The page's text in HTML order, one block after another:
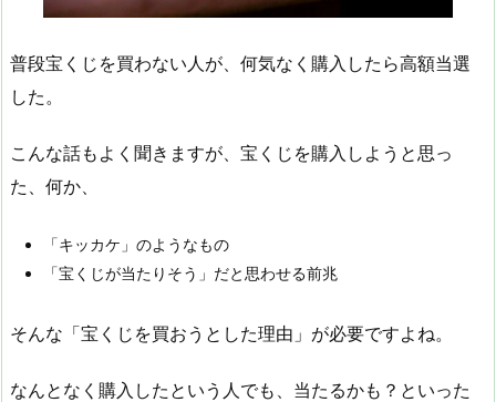
普段宝くじを買わない人が、何気なく購入したら高額当選
した。
こんな話もよく聞きますが、宝くじを購入しようと思っ
た、何か、
「キッカケ」のようなもの
「宝くじが当たりそう」だと思わせる前兆
そんな「宝くじを買おうとした理由」が必要ですよね。
なんとなく購入したという人でも、当たるかも？といった